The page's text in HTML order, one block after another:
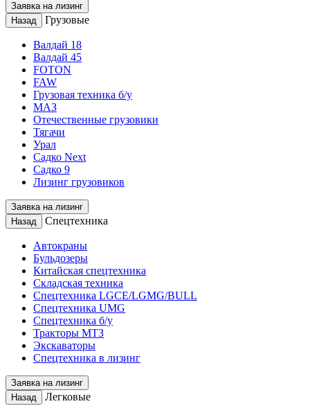
Заявка на лизинг
Назад
Грузовые
Валдай 18
Валдай 45
FOTON
FAW
Грузовая техника б/у
МАЗ
Отечественные грузовики
Тягачи
Урал
Садко Next
Садко 9
Лизинг грузовиков
Заявка на лизинг
Назад
Спецтехника
Автокраны
Бульдозеры
Китайская спецтехника
Складская техника
Спецтехника LGCE/LGMG/BULL
Спецтехника UMG
Спецтехника б/у
Тракторы МТЗ
Экскаваторы
Спецтехника в лизинг
Заявка на лизинг
Назад
Легковые